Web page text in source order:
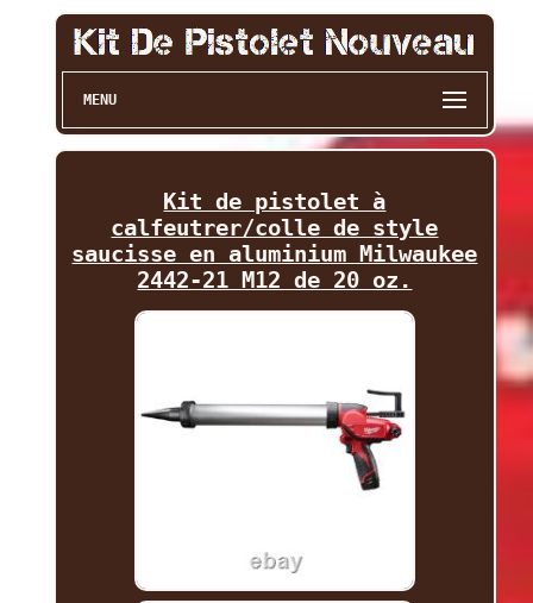
MENU
Kit de pistolet à
calfeutrer/colle de style
saucisse en aluminium Milwaukee
2442-21 M12 de 20 oz.